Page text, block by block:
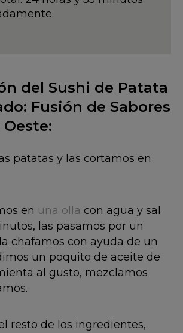
del Sushi de Patata
Fusión de Sabores
patatas y las cortamos en
en una olla con agua y sal
las pasamos por un
chafamos con ayuda de un
un poquito de aceite de
al gusto, mezclamos
resto de los ingredientes,